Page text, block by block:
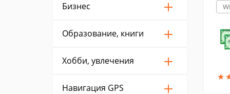
Бизнес
Образование, книги
Хобби, увлечения
Навигация GPS
★
★